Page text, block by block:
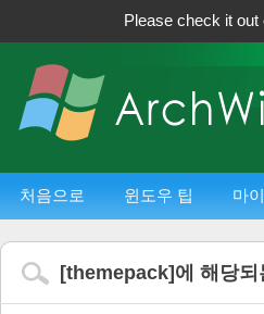
Please check it out
처음으로 윈도우 팁 마
[themepack]에 해당되